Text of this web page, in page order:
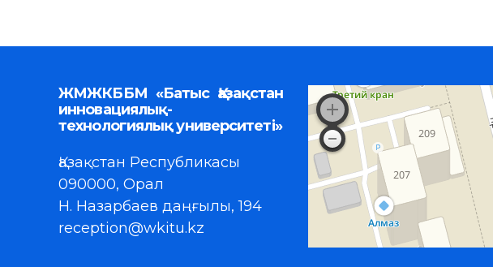
ЖМЖКББМ «Батыс Қазақстан
инновациялық-
технологиялық университеті»
Қазақстан Республикасы
090000, Орал
Н. Назарбаев даңғылы, 194
reception@wkitu.kz